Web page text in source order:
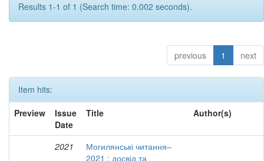
Results 1-1 of 1 (Search time: 0.002 seconds).
previous 1 next
Item hits:
Preview
Issue
Date
Title Author(s)
2021
Могилянські читання–
2021 : досвід та